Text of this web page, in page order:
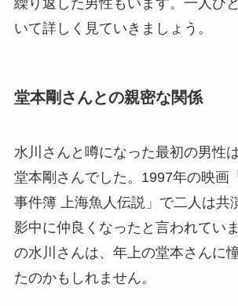
繰り返した男性もいます。一人ひ
いて詳しく見ていきましょう。
堂本剛さんとの親密な関係
水川さんと噂になった最初の男性
堂本剛さんでした。1997年の映画
事件簿 上海魚人伝説」で二人は共
影中に仲良くなったと言われてい
の水川さんは、年上の堂本さんに
たのかもしれません。